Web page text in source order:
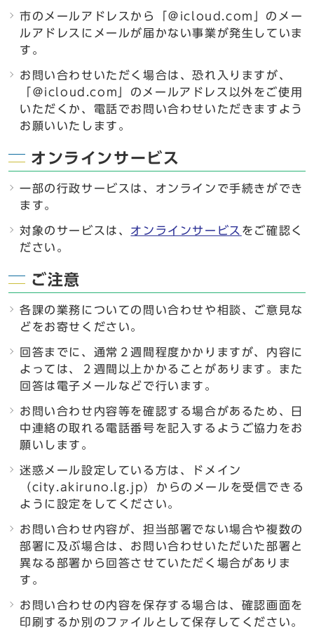
市のメールアドレスから「＠icloud.com」のメー
ルアドレスにメールが届かない事業が発生していま
す。
お問い合わせいただく場合は、恐れ入りますが、
「＠icloud.com」のメールアドレス以外をご使用
いただくか、電話でお問い合わせいただきますよう
お願いいたします。
オンラインサービス
一部の行政サービスは、オンラインで手続きができ
ます。
対象のサービスは、 オンラインサービス をご確認く
ださい。
ご注意
各課の業務についての問い合わせや相談、ご意見な
どをお寄せください。
回答までに、通常２週間程度かかりますが、内容に
よっては、２週間以上かかることがあります。また
回答は電子メールなどで行います。
お問い合わせ内容等を確認する場合があるため、日
中連絡の取れる電話番号を記入するようご協力をお
願いします。
迷惑メール設定している方は、ドメイン
（city.akiruno.lg.jp）からのメールを受信できる
ように設定をしてください。
お問い合わせ内容が、担当部署でない場合や複数の
部署に及ぶ場合は、お問い合わせいただいた部署と
異なる部署から回答させていただく場合がありま
す。
お問い合わせの内容を保存する場合は、確認画面を
印刷するか別のファイルとして保存してください。